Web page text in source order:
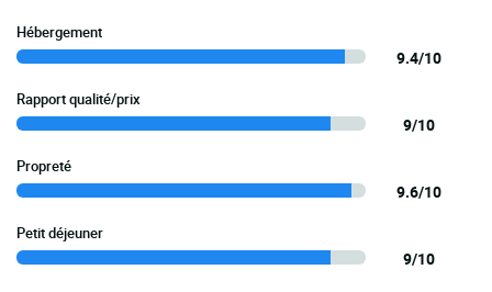
Hébergement
9.4/10
Rapport qualité/prix
9/10
Propreté
9.6/10
Petit déjeuner
9/10